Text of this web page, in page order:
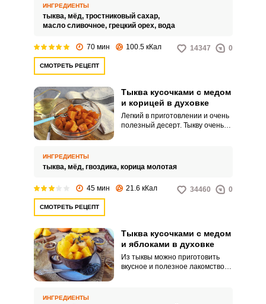
ИНГРЕДИЕНТЫ
тыква, мёд, тростниковый сахар,
масло сливочное, грецкий орех, вода
70 мин 100.5 кКал 14347 0
СМОТРЕТЬ РЕЦЕПТ
Тыква кусочками с медом
и корицей в духовке
Легкий в приготовлении и очень
полезный десерт. Тыкву очень
ИНГРЕДИЕНТЫ
тыква, мёд, гвоздика, корица молотая
45 мин 21.6 кКал 34460 0
СМОТРЕТЬ РЕЦЕПТ
Тыква кусочками с медом
и яблоками в духовке
Из тыквы можно приготовить
вкусное и полезное лакомство
ИНГРЕДИЕНТЫ
Запомнить меня
ЕЩЕ НЕ ЗАРЕГИСТРИРОВАННЫ?
Забыли пароль?